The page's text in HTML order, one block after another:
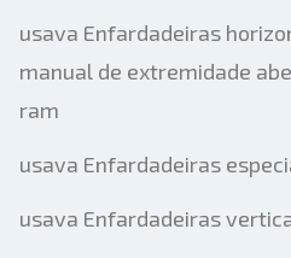
usava Enfardadeiras
manual de extremidade
ram
usava Enfardadeiras
usava Enfardadeiras